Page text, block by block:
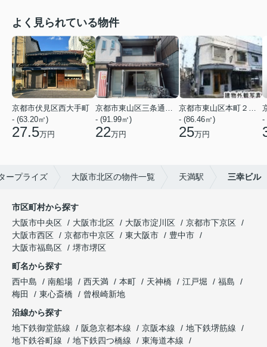
よく見られている物件
京都市伏見区西大手町
- (63.20㎡)
27.5万円
- (91.99㎡)
22万円
- (86.46㎡)
25万円
-
ープライズ 大阪市北区の物件一覧 天満駅 三幸ビル
市区町村から探す
大阪市中央区
大阪市北区 大阪市淀川区
京都市下京区
大阪市西区
京都市中京区 東大阪市
豊中市
大阪市福島区
堺市堺区
町名から探す
西中島
南船場 西天満 本町 天神橋 江戸堀
福島
梅田
東心斎橋
曾根崎新地
沿線から探す
地下鉄御堂筋線
阪急京都本線 京阪本線
地下鉄堺筋線
地下鉄谷町線
地下鉄四つ橋線
東海道本線